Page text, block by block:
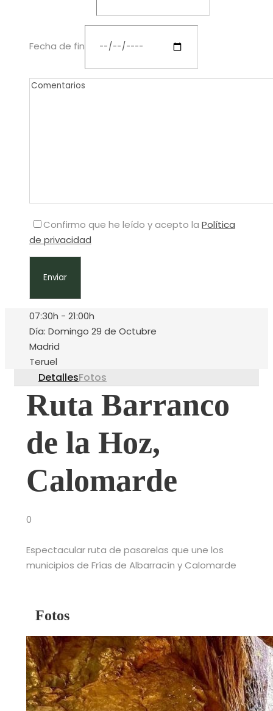
Fecha de fin
Confirmo que he leído y acepto la Política
de privacidad
07:30h - 21:00h
Día: Domingo 29 de Octubre
Madrid
Teruel
DetallesFotos
Ruta Barranco
de la Hoz,
Calomarde
0
Espectacular ruta de pasarelas que une los
municipios de Frías de Albarracín y Calomarde
Fotos